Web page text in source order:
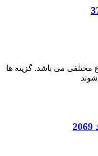
مختلفی می باشد. گزینه ها